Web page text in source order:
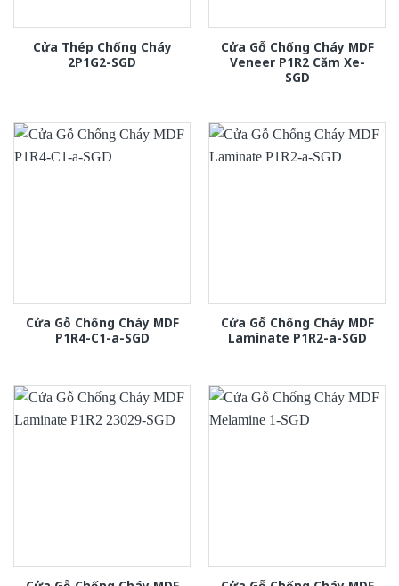
Cửa Thép Chống Cháy
2P1G2-SGD
Cửa Gỗ Chống Cháy MDF
Veneer P1R2 Căm Xe-
SGD
Cửa Gỗ Chống Cháy MDF
P1R4-C1-a-SGD
Cửa Gỗ Chống Cháy MDF
Laminate P1R2-a-SGD